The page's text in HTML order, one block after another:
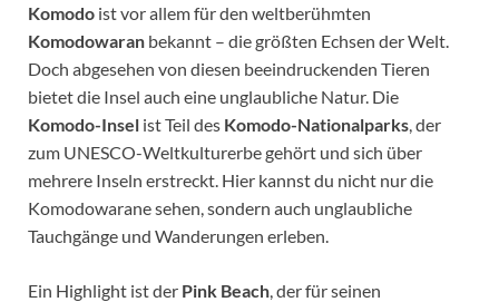
Komodo ist vor allem für den weltberühmten
Komodowaran bekannt – die größten Echsen der Welt.
Doch abgesehen von diesen beeindruckenden Tieren
bietet die Insel auch eine unglaubliche Natur. Die
Komodo-Insel ist Teil des Komodo-Nationalparks, der
zum UNESCO-Weltkulturerbe gehört und sich über
mehrere Inseln erstreckt. Hier kannst du nicht nur die
Komodowarane sehen, sondern auch unglaubliche
Tauchgänge und Wanderungen erleben.
Ein Highlight ist der Pink Beach, der für seinen